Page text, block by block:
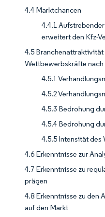
4.4 Marktchancen
4.4.1
erweitert den Kfz-
4.5 Branchenattraktivität
Wettbewerbskräfte nach
4.5.1
4.5.2
4.5.3 Bedrohung
4.5.4 Bedrohung
4.5.5 Intensität des
4.6 Erkenntnisse zur
4.7 Erkenntnisse zu
prägen
4.8 Erkenntnisse zu den
auf den Markt